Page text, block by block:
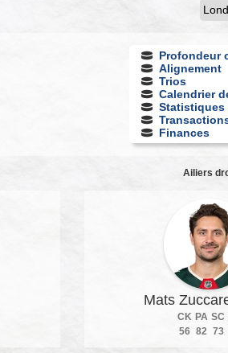
Profondeur
Alignement
Trios
Calendrier
Statistiques
Finances
Ailiers
Mats
CK PA SC
56 82 73